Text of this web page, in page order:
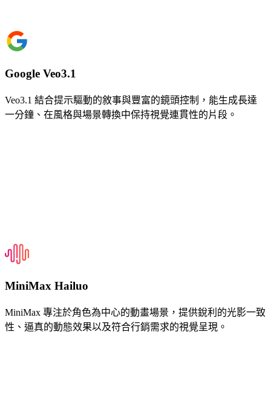
Google Veo3.1
Veo3.1 結合提示驅動的敘事與豐富的鏡頭控制，能生成長達
一分鐘、在風格與場景轉換中保持視覺連貫性的片段。
MiniMax Hailuo
MiniMax 專注於角色為中心的動畫場景，提供銳利的光影一致
性、逼真的動態效果以及符合行銷需求的視覺呈現。